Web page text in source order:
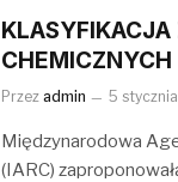
CHEMICZNYCH
Przez admin 5
Międzynarodowa
(IARC)